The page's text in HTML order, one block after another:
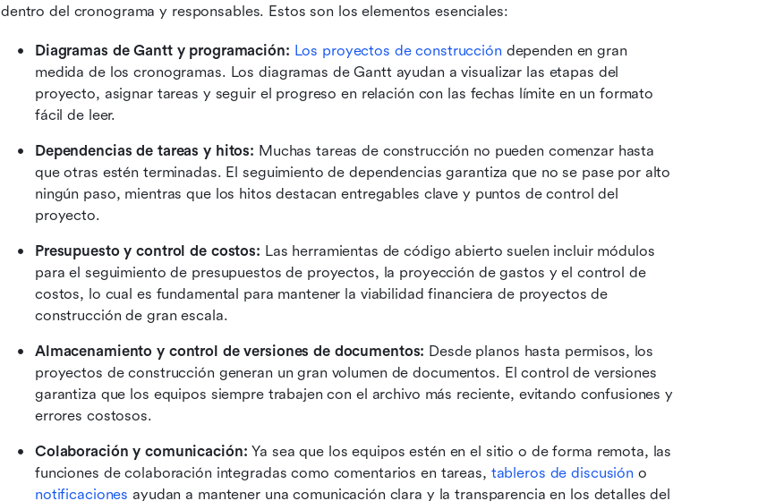
dentro del cronograma y responsables. Estos son los elementos esenciales:
Diagramas de Gantt y programación: Los proyectos de construcción dependen en gran
medida de los cronogramas. Los diagramas de Gantt ayudan a visualizar las etapas del
proyecto, asignar tareas y seguir el progreso en relación con las fechas límite en un formato
fácil de leer.
Dependencias de tareas y hitos: Muchas tareas de construcción no pueden comenzar hasta
que otras estén terminadas. El seguimiento de dependencias garantiza que no se pase por alto
ningún paso, mientras que los hitos destacan entregables clave y puntos de control del
proyecto.
Presupuesto y control de costos: Las herramientas de código abierto suelen incluir módulos
para el seguimiento de presupuestos de proyectos, la proyección de gastos y el control de
costos, lo cual es fundamental para mantener la viabilidad financiera de proyectos de
construcción de gran escala.
Almacenamiento y control de versiones de documentos: Desde planos hasta permisos, los
proyectos de construcción generan un gran volumen de documentos. El control de versiones
garantiza que los equipos siempre trabajen con el archivo más reciente, evitando confusiones y
errores costosos.
Colaboración y comunicación: Ya sea que los equipos estén en el sitio o de forma remota, las
funciones de colaboración integradas como comentarios en tareas, tableros de discusión
notificaciones ayudan a mantener una comunicación clara y la transparencia en los detalles del